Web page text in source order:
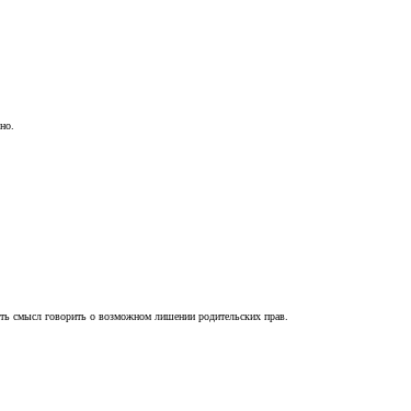
смысл говорить о возможном лишении родительских прав.